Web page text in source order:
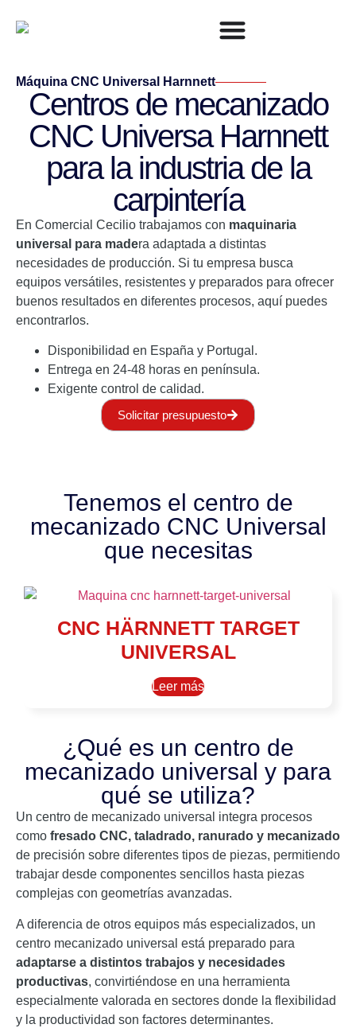
Máquina CNC Universal Harnnett
Centros de mecanizado
CNC Universa Harnnett
para la industria de la
carpintería
En Comercial Cecilio trabajamos con maquinaria
universal para madera adaptada a distintas
necesidades de producción. Si tu empresa busca
equipos versátiles, resistentes y preparados para ofrecer
buenos resultados en diferentes procesos, aquí puedes
encontrarlos.
Disponibilidad en España y Portugal.
Entrega en 24-48 horas en península.
Exigente control de calidad.
Solicitar presupuesto
Tenemos el centro de
mecanizado CNC Universal
que necesitas
CNC HÄRNNETT TARGET
UNIVERSAL
Leer más
¿Qué es un centro de
mecanizado universal y para
qué se utiliza?
Un centro de mecanizado universal integra procesos
como fresado CNC, taladrado, ranurado y mecanizado
de precisión sobre diferentes tipos de piezas, permitiendo
trabajar desde componentes sencillos hasta piezas
complejas con geometrías avanzadas.
A diferencia de otros equipos más especializados, un
centro mecanizado universal está preparado para
adaptarse a distintos trabajos y necesidades
productivas, convirtiéndose en una herramienta
especialmente valorada en sectores donde la flexibilidad
y la productividad son factores determinantes.